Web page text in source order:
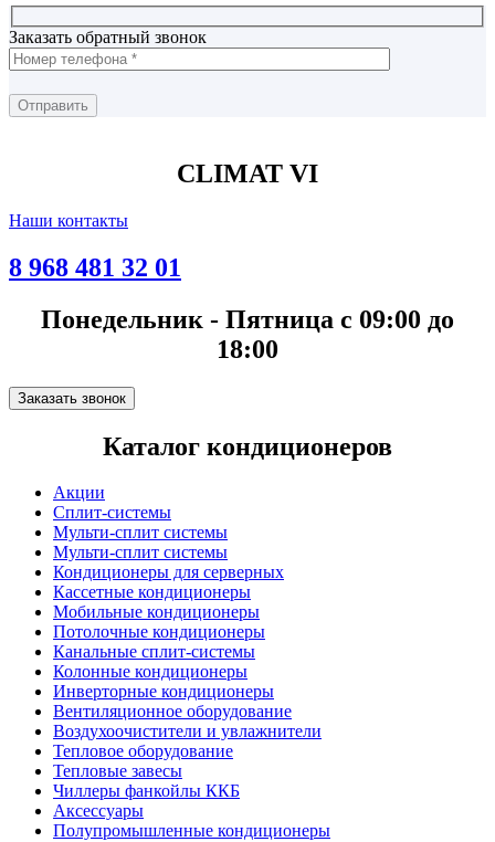
Заказать обратный звонок
CLIMAT VI
Наши контакты
8 968 481 32 01
Понедельник - Пятница с 09:00 до
18:00
Заказать звонок
Каталог кондиционеров
Акции
Сплит-системы
Мульти-сплит системы
Мульти-сплит системы
Кондиционеры для серверных
Кассетные кондиционеры
Мобильные кондиционеры
Потолочные кондиционеры
Канальные сплит-системы
Колонные кондиционеры
Инверторные кондиционеры
Вентиляционное оборудование
Воздухоочистители и увлажнители
Тепловое оборудование
Тепловые завесы
Чиллеры фанкойлы ККБ
Аксессуары
Полупромышленные кондиционеры